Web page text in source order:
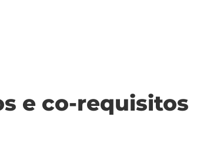
e co-requisitos